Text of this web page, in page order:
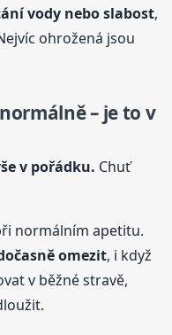
vody nebo slabost,
ohrožená jsou
– je to v
v pořádku. Chuť
normálním apetitu.
omezit, i když
v běžné stravě,